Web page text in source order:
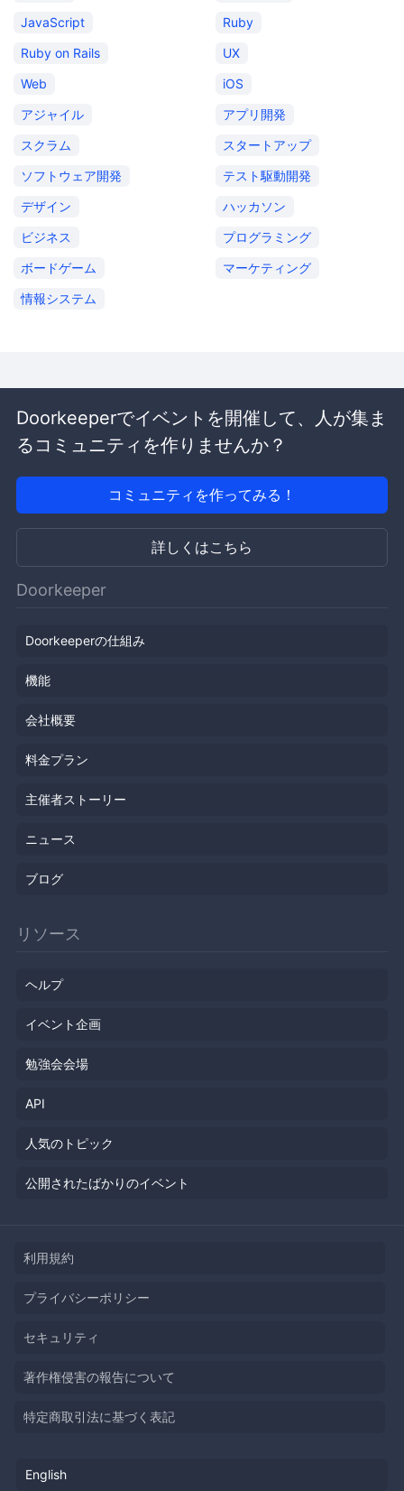
JavaScript
Ruby
Ruby on Rails
UX
Web
iOS
アジャイル
アプリ開発
スクラム
スタートアップ
ソフトウェア開発
テスト駆動開発
デザイン
ハッカソン
ビジネス
プログラミング
ボードゲーム
マーケティング
情報システム
Doorkeeperでイベントを開催して、人が集ま
るコミュニティを作りませんか？
コミュニティを作ってみる！
詳しくはこちら
Doorkeeper
Doorkeeperの仕組み
機能
会社概要
料金プラン
主催者ストーリー
ニュース
ブログ
リソース
ヘルプ
イベント企画
勉強会会場
API
人気のトピック
公開されたばかりのイベント
利用規約
プライバシーポリシー
セキュリティ
著作権侵害の報告について
特定商取引法に基づく表記
English